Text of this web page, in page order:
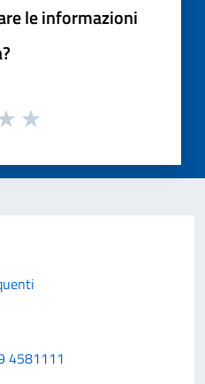
le informazioni
4581111